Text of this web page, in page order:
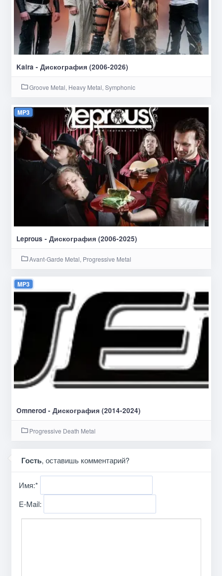
Kaira - Дискография (2006-2026)
Groove Metal, Heavy Metal, Symphonic
MP3
Leprous - Дискография (2006-2025)
Avant-Garde Metal, Progressive Metal
MP3
Omnerod - Дискография (2014-2024)
Progressive Death Metal
Гость, оставишь комментарий?
Имя:*
E-Mail: